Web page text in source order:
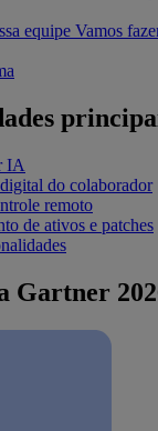
equipe Vamos
IA
do colaborador
remoto
de ativos e patches
Gartner